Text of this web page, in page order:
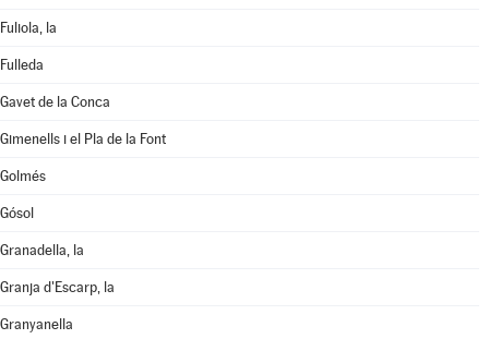
Fuliola, la
Fulleda
Gavet de la Conca
Gimenells i el Pla de la Font
Golmés
Gósol
Granadella, la
Granja d'Escarp, la
Granyanella